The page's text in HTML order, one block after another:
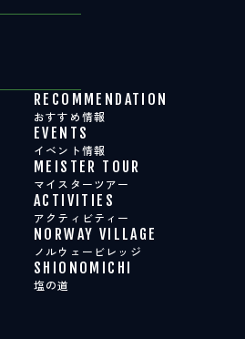
RECOMMENDATION
おすすめ情報
EVENTS
イベント情報
MEISTER TOUR
マイスターツアー
ACTIVITIES
アクティビティー
NORWAY VILLAGE
ノルウェービレッジ
SHIONOMICHI
塩の道